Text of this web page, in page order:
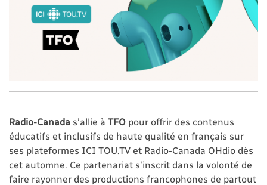
Radio-Canada s’allie à TFO pour offrir des contenus
éducatifs et inclusifs de haute qualité en français sur
ses plateformes ICI TOU.TV et Radio-Canada OHdio dès
cet automne. Ce partenariat s’inscrit dans la volonté de
faire rayonner des productions francophones de partout